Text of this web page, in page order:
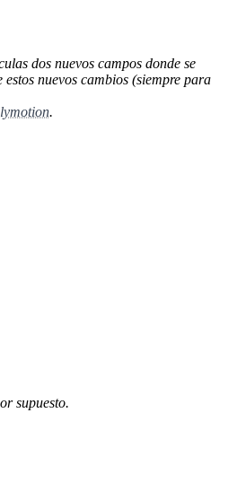
dos nuevos campos donde se
nuevos cambios (siempre para
.
supuesto.